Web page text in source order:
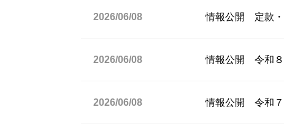
2026/06/08 情報公開 定款
2026/06/08 情報公開 令和８
2026/06/08 情報公開 令和７